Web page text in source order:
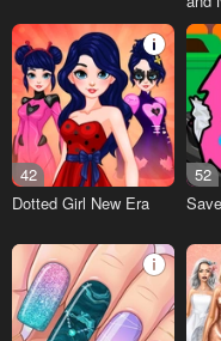
42
Dotted Girl New Era
52